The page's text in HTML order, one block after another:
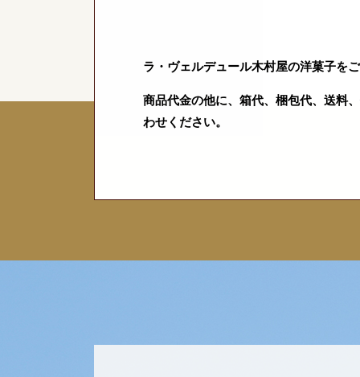
ラ・ヴェルデュール木村屋の洋菓子を
商品代金の他に、箱代、梱包代、送料
わせください。